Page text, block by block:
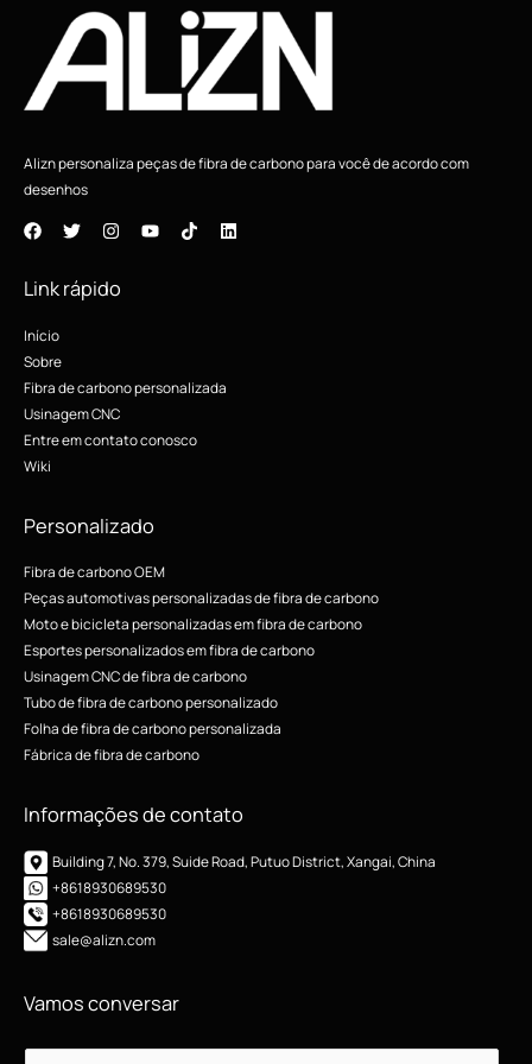
Alizn personaliza peças de fibra de carbono para você de acordo com
desenhos
Link rápido
Início
Sobre
Fibra de carbono personalizada
Usinagem CNC
Entre em contato conosco
Wiki
Personalizado
Fibra de carbono OEM
Peças automotivas personalizadas de fibra de carbono
Moto e bicicleta personalizadas em fibra de carbono
Esportes personalizados em fibra de carbono
Usinagem CNC de fibra de carbono
Tubo de fibra de carbono personalizado
Folha de fibra de carbono personalizada
Fábrica de fibra de carbono
Informações de contato
Building 7, No. 379, Suide Road, Putuo District, Xangai, China
+8618930689530
+8618930689530
sale@alizn.com
Vamos conversar
E